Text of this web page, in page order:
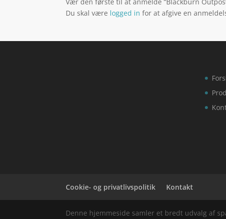
Du skal være logged in for at afgive en
Cookie- og privatlivspolitik Kontakt
Denne hjemmeside samler et bredt udvalg af